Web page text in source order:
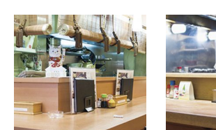
2026年2月号「良運を掴む 新・開
2026年1月号「猫がいれば、幸
2025年12月号「お酒の新常識